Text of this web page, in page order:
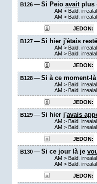
B126 — Si Peio avaitplus
AM> Bald.
AM> Bald.
JEDON:
B127 — Si hier j'étais
AM> Bald.
AM> Bald.
JEDON:
B128 — Si à ce moment-
AM> Bald.
AM> Bald.
JEDON:
B129 — Si hier j'avais
AM> Bald.
AM> Bald.
JEDON:
B130 — Si ce jour là je
AM> Bald.
AM> Bald.
JEDON: